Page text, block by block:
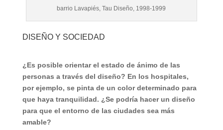
barrio Lavapiés, Tau Diseño, 1998-1999
DISEÑO Y SOCIEDAD
¿Es posible orientar el estado de ánimo de las
personas a través del diseño? En los hospitales,
por ejemplo, se pinta de un color determinado para
que haya tranquilidad. ¿Se podría hacer un diseño
para que el entorno de las ciudades sea más
amable?